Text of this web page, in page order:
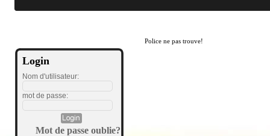
Login
Nom d'utilisateur:
mot de passe:
Mot de passe oublie?
Police ne pas trouve!